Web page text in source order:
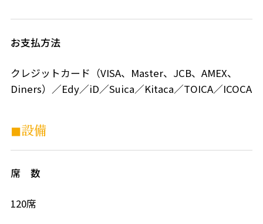
お支払方法
クレジットカード（VISA、Master、JCB、AMEX、
Diners）／Edy／iD／Suica／Kitaca／TOICA／ICOCA
◼︎設備
席 数
120席